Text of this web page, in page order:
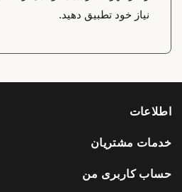
نیاز خود تطبیق دهید.
اطلاعات
خدمات مشتریان
حساب کاربری من